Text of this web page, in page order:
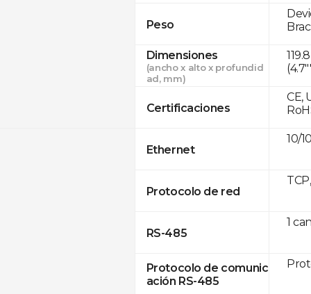
Peso
Dimensiones
(ancho x alto x profundid
ad, mm)
Certificaciones
Ethernet
Protocolo de red
RS-485
Protocolo de comunic
ación RS-485
CE,
10/
1